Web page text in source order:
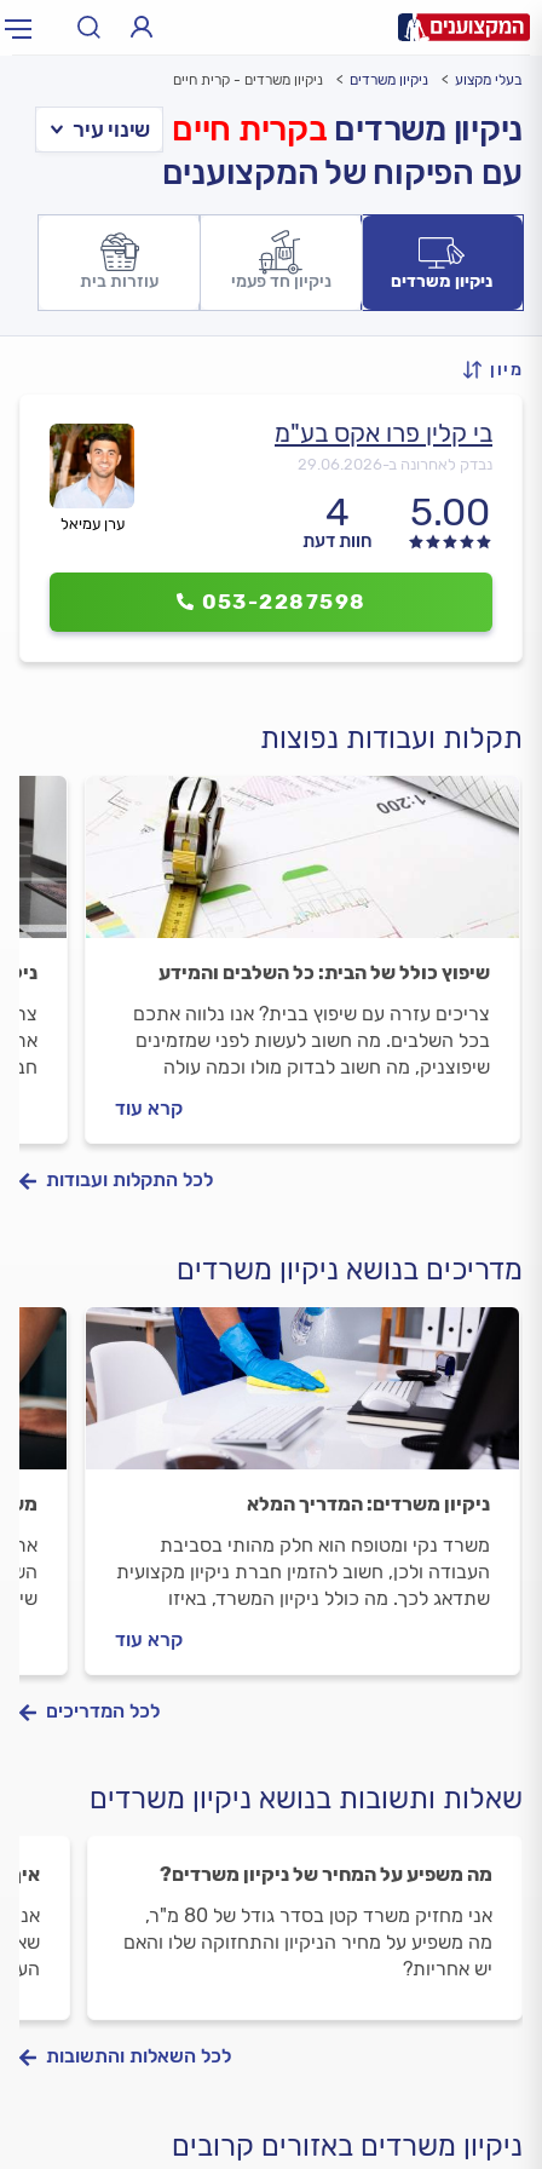
עירעיר: תל אביב, חיפה…
בעלי מקצוע ניקיון משרדים ניקיון משרדים - קרית חיים
ניקיון משרדים בקרית חיים
עם הפיקוח של המקצוענים
ניקיון משרדים ניקיון חד פעמי עוזרות בית
מיון
ערן עמיאל
בי קלין פרו אקס בע"מ
נבדק לאחרונה ב-29.06.2026
5.00
4
חוות דעת
053-2287598
תקלות ועבודות נפוצות
שיפוץ כולל של הבית: כל השלבים והמידע
צריכים עזרה עם שיפוץ בבית? אנו נלווה אתכם
בכל השלבים. מה חשוב לעשות לפני שמזמינים
שיפוצניק, מה חשוב לבדוק מולו וכמה עולה
קרא עוד
לכל התקלות ועבודות
מדריכים בנושא ניקיון משרדים
ניקיון משרדים: המדריך המלא
משרד נקי ומטופח הוא חלק מהותי בסביבת
העבודה ולכן, חשוב להזמין חברת ניקיון מקצועית
שתדאג לכך. מה כולל ניקיון המשרד, באיזו
לבדוק לפני שמזמינים חברת ניקיון ומה משפיע
על המחיר? המדריך המלא לפניכם.
קרא עוד
אתם
לכל המדריכים
שאלות ותשובות בנושא ניקיון משרדים
מה משפיע על המחיר של ניקיון משרדים?
אני מחזיק משרד קטן בסדר גודל של 80 מ"ר,
מה משפיע על מחיר הניקיון והתחזוקה שלו והאם
יש אחריות?
איך
אני
לכל השאלות והתשובות
ניקיון משרדים באזורים קרובים